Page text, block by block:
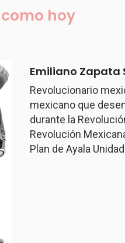
hoy
Emiliano Zapata
Revolucionario
mexicano que
durante la
Revolución
Plan de Ayala